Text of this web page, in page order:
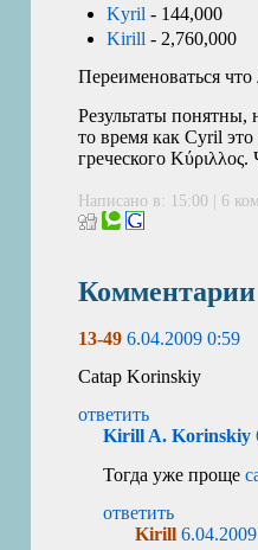
Kyril - 144,000
Kirill - 2,760,000
Переименоваться
Результаты
то время как Cyril
греческого
Написано в: 15:00 | 6
Комментарии
13-496.04.2009 0:59
Catap Korinskiy
ответить
Kirill A. Korinskiy
Тогда уже проще
ответить
Kirill